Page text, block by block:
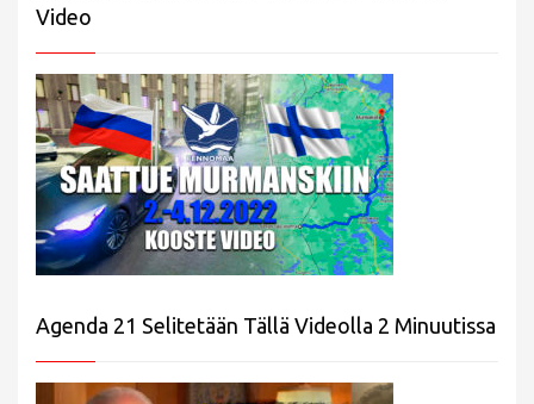
Video
Agenda 21 Selitetään Tällä Videolla 2 Minuutissa